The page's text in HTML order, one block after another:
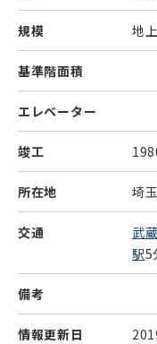
規模 地
基準階面積
エレベーター
竣工
所在地 埼
交通 武
駅5
備考
情報更新日